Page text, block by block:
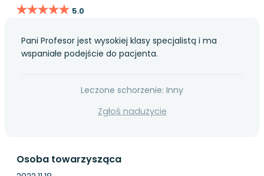
★★★★★
★★★★★ 5.0
Pani Profesor jest wysokiej klasy specjalistą i ma
wspaniałe podejście do pacjenta.
Leczone schorzenie: Inny
Zgłoś nadużycie
Osoba towarzysząca